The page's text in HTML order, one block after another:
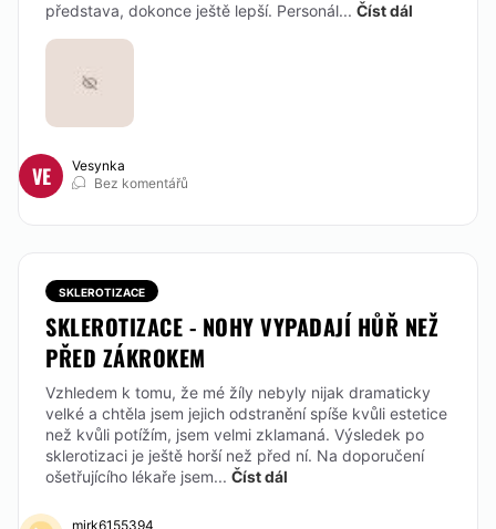
představa, dokonce ještě lepší. Personál... Číst dál
VE
Vesynka
Bez komentářů
SKLEROTIZACE
SKLEROTIZACE - NOHY VYPADAJÍ HŮŘ NEŽ
PŘED ZÁKROKEM
Vzhledem k tomu, že mé žíly nebyly nijak dramaticky
velké a chtěla jsem jejich odstranění spíše kvůli estetice
než kvůli potížím, jsem velmi zklamaná. Výsledek po
sklerotizaci je ještě horší než před ní. Na doporučení
ošetřujícího lékaře jsem... Číst dál
mirk6155394